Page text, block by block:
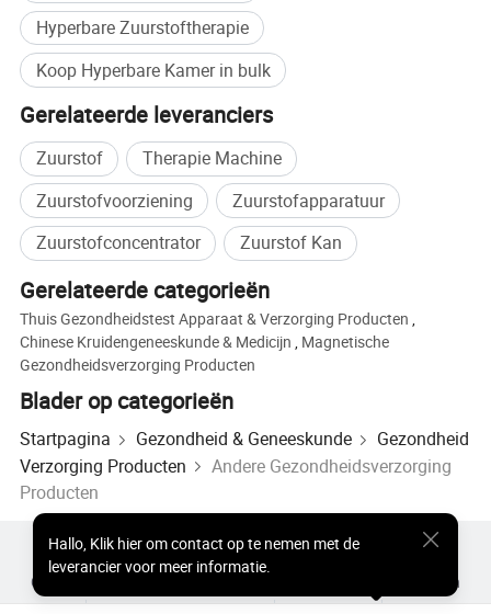
Stroomverbruik 2700 W.
Voedingsspanning 220 V/50 Hz (aanpasbaar)
Rlab hyperbare zuurstofkamer voor voordelen
* eenvoudige bediening: Één persoon kan het zonder
hulp bedienen.
* de hyperbare zuurstofkamer van de Rlab kan zowel
binnen als buiten worden gecontroleerd en gebruikt.
* Intelligent regelsysteem.
* installatie-vrij, eenvoudig te installeren.
* meerdere beveiligingen.
* het integreert een luchtcompressor,
zuurstofconcentrator en koeler.
* meerdere drukwaarden zijn optisch en kunnen worden
aangepast.
* de nooddrukontlastkleppen zijn in en buiten de cabine
Hyperbare Zuurstoftherapie
Koop Hyperbare Kamer in bulk
Gerelateerde leveranciers
Zuurstof
Therapie Machine
Zuurstofvoorziening
Zuurstofapparatuur
Zuurstofconcentrator
Zuurstof Kan
Gerelateerde categorieën
Thuis Gezondheidstest Apparaat & Verzorging Producten
Chinese Kruidengeneeskunde & Medicijn Magnetische
Gezondheidsverzorging Producten
Blader op categorieën
Startpagina Gezondheid & Geneeskunde
Gezondheid
Verzorging Producten
Andere Gezondheidsverzorging
Producten
Hallo, Klik hier om contact op te nemen met de
leverancier voor meer informatie.
Populaire producten
Hot Products-prijs
Groothandel Hete Producten
Inzichten
over
Gebruikersovereenkomst Privacybeleid contact